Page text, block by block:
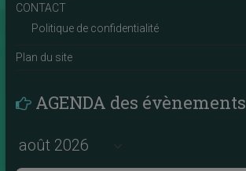
CONTACT
Politique de confidentialité
Plan du site
AGENDA des évènements